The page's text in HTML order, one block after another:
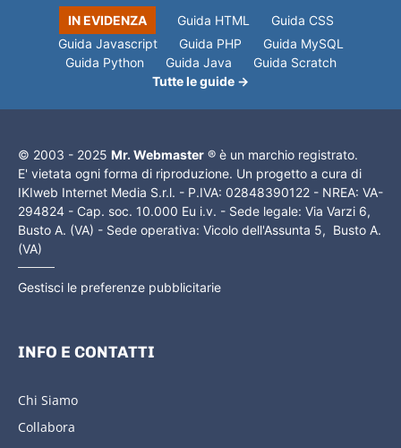
IN EVIDENZA Guida HTML
Guida CSS
Guida Javascript
Guida PHP
Guida MySQL
Guida Python
Guida Java
Guida Scratch
Tutte le guide →
© 2003 - 2025 Mr. Webmaster ® è un marchio registrato.
E' vietata ogni forma di riproduzione. Un progetto a cura di
IKIweb Internet Media S.r.l. - P.IVA: 02848390122 - NREA: VA-
294824 - Cap. soc. 10.000 Eu i.v. - Sede legale: Via Varzi 6,
Busto A. (VA) - Sede operativa: Vicolo dell'Assunta 5, Busto A.
(VA)
Gestisci le preferenze pubblicitarie
INFO E CONTATTI
Chi Siamo
Collabora